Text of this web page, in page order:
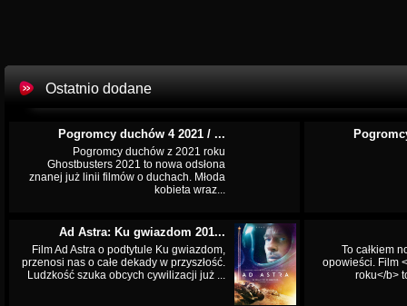
Ostatnio dodane
Pogromcy duchów 4 2021 / ...
Pogromcy duchów z 2021 roku
Ghostbusters 2021 to nowa odsłona
znanej już linii filmów o duchach. Młoda
kobieta wraz...
Ad Astra: Ku gwiazdom 201...
Film Ad Astra o podtytule Ku gwiazdom,
przenosi nas o całe dekady w przyszłość.
Ludzkość szuka obcych cywilizacji już ...
To całkiem
opowieści. Film
roku</b>